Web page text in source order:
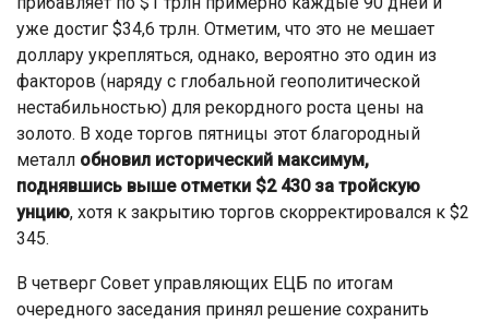
уже достиг $34,6 трлн. Отметим, что это не мешает
доллару укрепляться, однако, вероятно это один из
факторов (наряду с глобальной геополитической
нестабильностью) для рекордного роста цены на
золото. В ходе торгов пятницы этот благородный
металл обновил исторический максимум,
поднявшись выше отметки $2 430 за тройскую
унцию, хотя к закрытию торгов скорректировался к $2
345.
В четверг Совет управляющих ЕЦБ по итогам
очередного заседания принял решение сохранить